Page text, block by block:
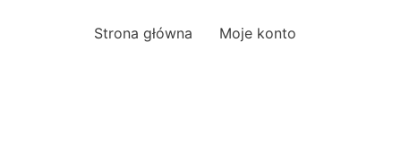
Strona główna Moje konto